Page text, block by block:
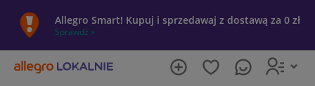
Allegro Smart! Kupuj i sprzedawaj z dostawą za 0 zł
Sprawdź »